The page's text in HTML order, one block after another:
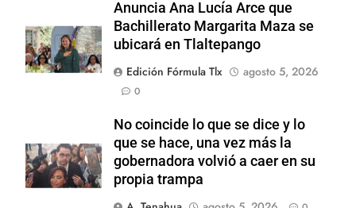
Anuncia Ana Lucía Arce que
Bachillerato Margarita Maza se
ubicará en Tlaltepango
Edición Fórmula Tlx
agosto 5, 2026
0
No coincide lo que se dice y lo
que se hace, una vez más la
gobernadora volvió a caer en su
propia trampa